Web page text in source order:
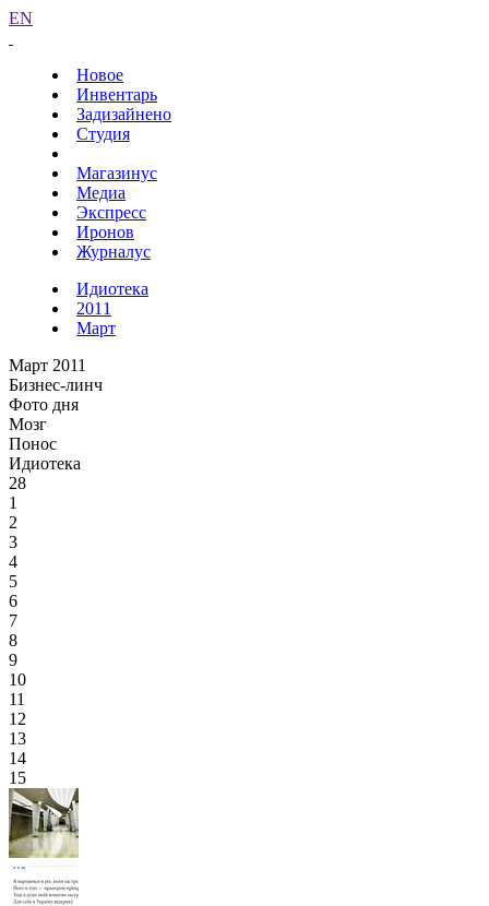
EN
Новое
Инвентарь
Задизайнено
Студия
Магазинус
Медиа
Экспресс
Иронов
Журналус
Идиотека
2011
Март
Март 2011
Бизнес-линч
Фото дня
Мозг
Понос
Идиотека
28
1
2
3
4
5
6
7
8
9
10
11
12
13
14
15